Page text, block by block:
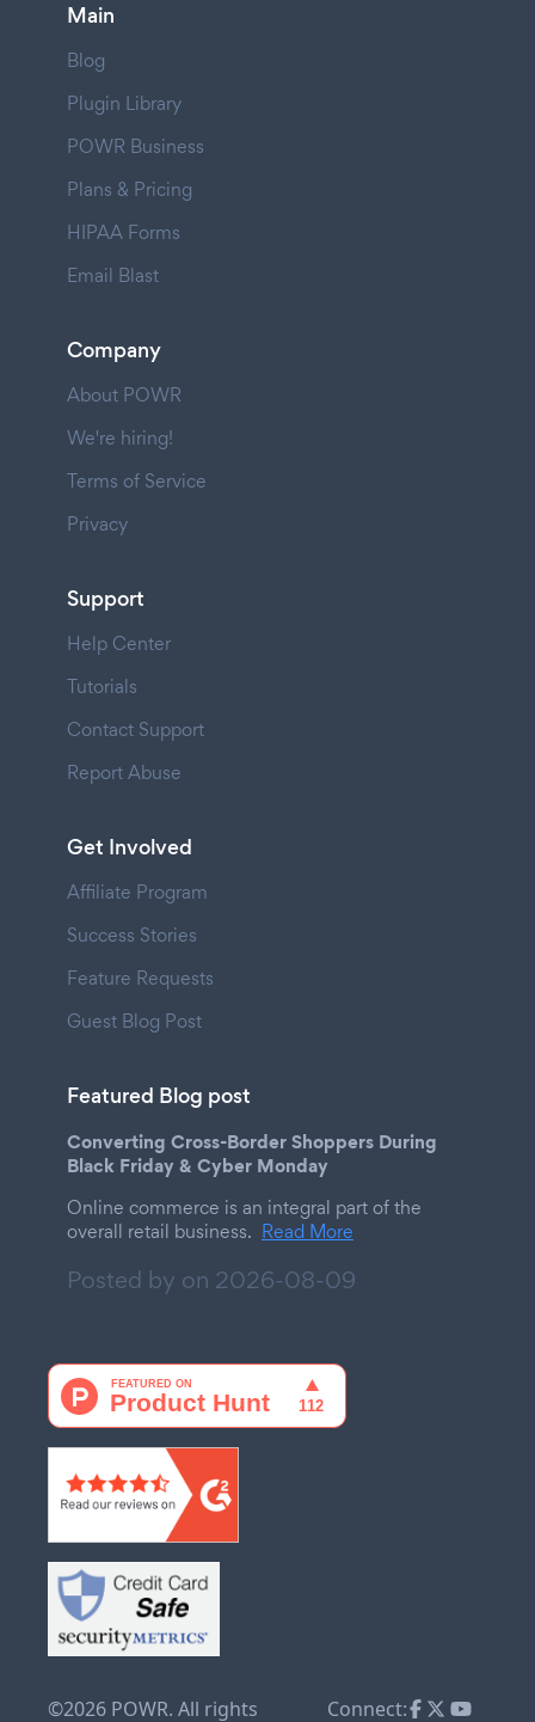
Main
Blog
Plugin Library
POWR Business
Plans & Pricing
HIPAA Forms
Email Blast
Company
About POWR
We're hiring!
Terms of Service
Privacy
Support
Help Center
Tutorials
Contact Support
Report Abuse
Get Involved
Affiliate Program
Success Stories
Feature Requests
Guest Blog Post
Featured Blog post
Converting Cross-Border Shoppers During
Black Friday & Cyber Monday
Online commerce is an integral part of the
overall retail business. Read More
Posted by on 2026-08-09
©2026 POWR. All rights Connect: